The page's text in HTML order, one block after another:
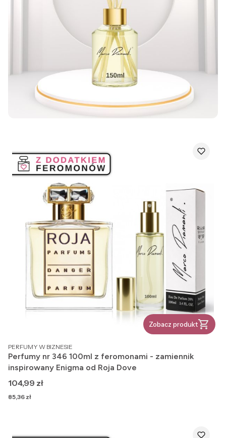
Zobacz produkt
PRODUCENT
PERFUMY W BIZNESIE
Perfumy nr 346 100ml z feromonami - zamiennik
inspirowany Enigma od Roja Dove
Cena
104,99 zł
Cena
85,36 zł